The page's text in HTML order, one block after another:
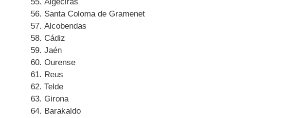
Santa Coloma de Gramenet
Alcobendas
Cádiz
Jaén
Ourense
Reus
Telde
Girona
Barakaldo